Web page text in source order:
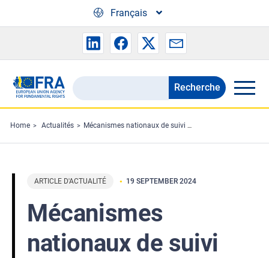
Français
Search
the
FRA
website
Recherche
Home Actualités Mécanismes nationaux de suivi dans le cadre du pacte de l’UE sur la migration et l’asile : Orientations à l’intention des États membres de l’UE
ARTICLE D'ACTUALITÉ 19 SEPTEMBER 2024
Mécanismes
nationaux de suivi